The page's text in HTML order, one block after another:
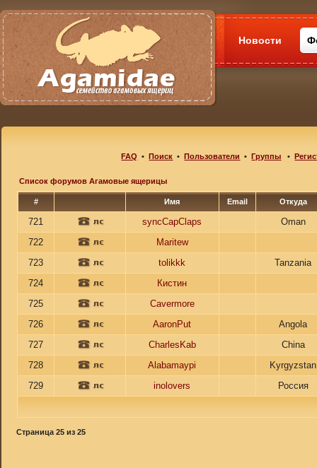
Новости
FAQ •Поиск •Пользователи •Группы •
Список форумов Агамовые ящерицы
# Имя Email Откуда
721 syncCapClaps
Oman
722
Maritew
723
tolikkk
Tanzania
724
Кистин
725
Cavermore
726
AaronPut
Angola
727
CharlesKab
China
728
Alabamaypi
Kyrgyzstan
729
inolovers Россия
Страница 25 из 25